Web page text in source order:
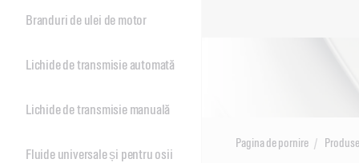
Branduri de ulei de motor
Lichide de transmisie automată
Lichide de transmisie manuală
Fluide universale și pentru osii
Pagina de pornire Produse